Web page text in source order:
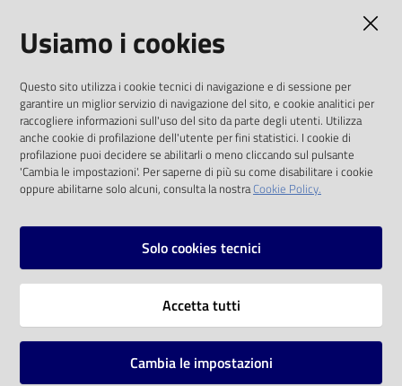
on line
Eventi
Chiedi al
bibliotecario
Avvisi
solo alle condizioni previste dalla direttiva
comunitaria 2003/98/CE e dal d.lgs. 36/2006
SOCIAL
Instagram
Vai alla pagina
Usiamo i cookies
Questo sito utilizza i cookie tecnici di navigazione e di sessione per
garantire un miglior servizio di navigazione del sito, e cookie analitici per
raccogliere informazioni sull'uso del sito da parte degli utenti. Utilizza
anche cookie di profilazione dell'utente per fini statistici. I cookie di
profilazione puoi decidere se abilitarli o meno cliccando sul pulsante
'Cambia le impostazioni'. Per saperne di più su come disabilitare i cookie
oppure abilitarne solo alcuni, consulta la nostraCookie Policy.
Solo cookies tecnici
Accetta tutti
Cambia le impostazioni